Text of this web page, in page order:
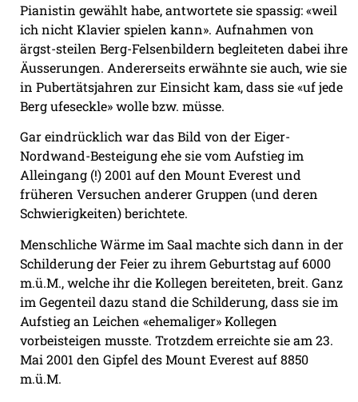
Pianistin gewählt habe, antwortete sie spassig: «weil
ich nicht Klavier spielen kann». Aufnahmen von
ärgst-steilen Berg-Felsenbildern begleiteten dabei ihre
Äusserungen. Andererseits erwähnte sie auch, wie sie
in Pubertätsjahren zur Einsicht kam, dass sie «uf jede
Berg ufeseckle» wolle bzw. müsse.
Gar eindrücklich war das Bild von der Eiger-
Nordwand-Besteigung ehe sie vom Aufstieg im
Alleingang (!) 2001 auf den Mount Everest und
früheren Versuchen anderer Gruppen (und deren
Schwierigkeiten) berichtete.
Menschliche Wärme im Saal machte sich dann in der
Schilderung der Feier zu ihrem Geburtstag auf 6000
m.ü.M., welche ihr die Kollegen bereiteten, breit. Ganz
im Gegenteil dazu stand die Schilderung, dass sie im
Aufstieg an Leichen «ehemaliger» Kollegen
vorbeisteigen musste. Trotzdem erreichte sie am 23.
Mai 2001 den Gipfel des Mount Everest auf 8850
m.ü.M.